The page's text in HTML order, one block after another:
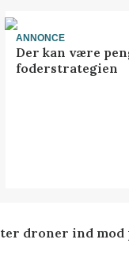
ANNONCE
Der kan være
foderstrategien
droner ind mod